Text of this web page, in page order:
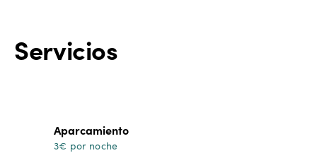
Servicios
Aparcamiento
3€ por noche